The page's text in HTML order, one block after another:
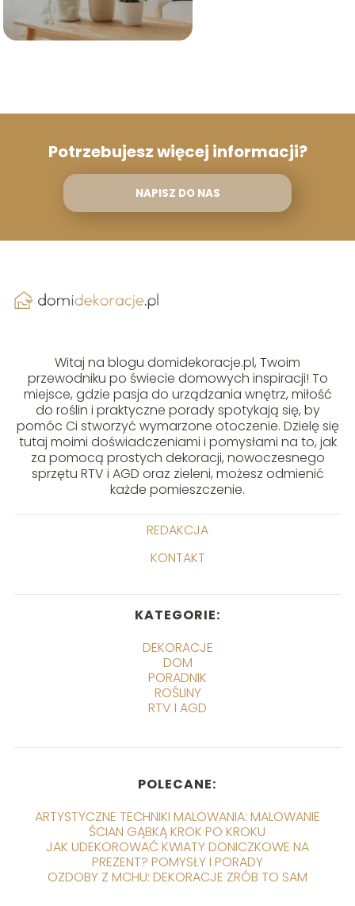
Potrzebujesz więcej informacji?
NAPISZ DO NAS
Witaj na blogu domidekoracje.pl, Twoim
przewodniku po świecie domowych inspiracji! To
miejsce, gdzie pasja do urządzania wnętrz, miłość
do roślin i praktyczne porady spotykają się, by
pomóc Ci stworzyć wymarzone otoczenie. Dzielę się
tutaj moimi doświadczeniami i pomysłami na to, jak
za pomocą prostych dekoracji, nowoczesnego
sprzętu RTV i AGD oraz zieleni, możesz odmienić
każde pomieszczenie.
REDAKCJA
KONTAKT
KATEGORIE:
DEKORACJE
DOM
PORADNIK
ROŚLINY
RTV I AGD
POLECANE:
ARTYSTYCZNE TECHNIKI MALOWANIA: MALOWANIE
ŚCIAN GĄBKĄ KROK PO KROKU
JAK UDEKOROWAĆ KWIATY DONICZKOWE NA
PREZENT? POMYSŁY I PORADY
OZDOBY Z MCHU: DEKORACJE ZRÓB TO SAM